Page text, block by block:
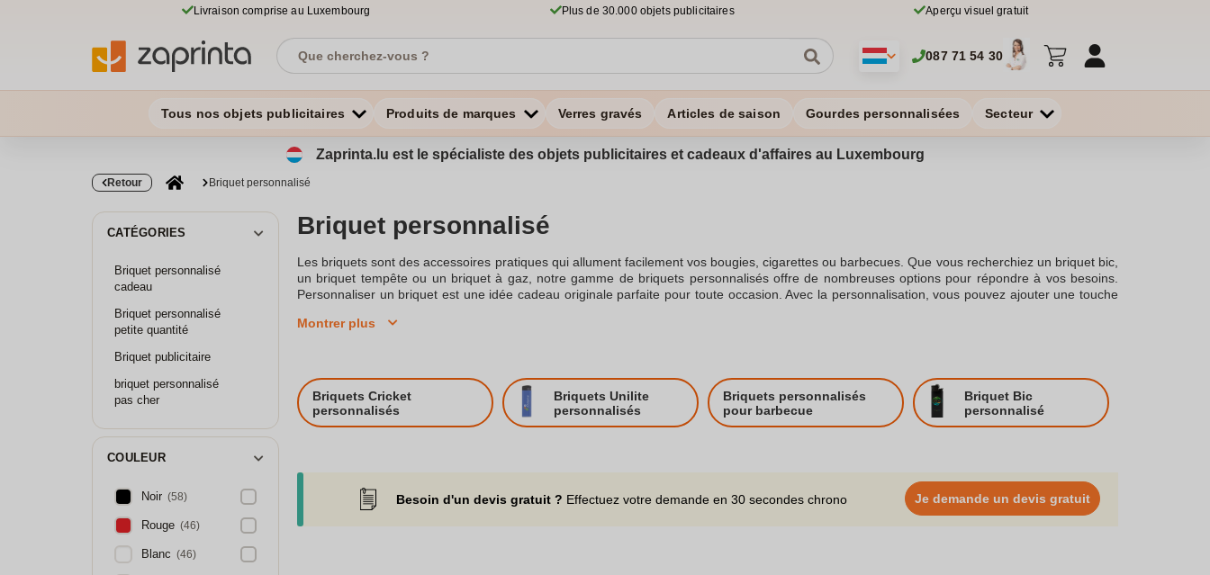
Livraison comprise au Luxembourg Plus de 30.000 objets publicitaires Aperçu visuel gratuit
087 71 54 30
Tous nos objets publicitaires Produits de marques Verres gravés Articles de saison Gourdes personnalisées Secteur
Zaprinta.lu est le spécialiste des objets publicitaires et cadeaux d'affaires au Luxembourg
Retour Briquet personnalisé
CATÉGORIES
Briquet personnalisé
cadeau
Briquet personnalisé
petite quantité
Briquet publicitaire
briquet personnalisé
pas cher
COULEUR
Noir (58)
Rouge (46)
Blanc (46)
Briquet personnalisé
Les briquets sont des accessoires pratiques qui allument facilement vos bougies, cigarettes ou barbecues. Que vous recherchiez un briquet bic,
un briquet tempête ou un briquet à gaz, notre gamme de briquets personnalisés offre de nombreuses options pour répondre à vos besoins.
Personnaliser un briquet est une idée cadeau originale parfaite pour toute occasion. Avec la personnalisation, vous pouvez ajouter une touche
briquet personnalisé, vous offrez un petit cadeau qui marquera les esprits. Les briquets personnalisables peuvent être gravés avec photo,
promotionnel idéal. Un briquet publicitaire personnalisable permet de véhiculer le message publicitaire de votre marque bic ou tout autre image
de votre entreprise. Que vous optiez pour un briquet bic personnalisé, un briquet zippo, ou un briquet électronique personnalisé, chaque
modèle de briquet peut être adapté à vos préférences.Les briquets bic sont reconnus pour leur qualité et peuvent être choisis comme cadeau
d'anniversaire ou comme cadeau idéal lors d'événements. Nos briquets personnalisables aux couleurs variées offrent une personnalisation
Découvrez notre large gamme de briquets publicitaires personnalisés avec votre logo : BIC, électrique ou à roulette.
Montrer plus
Briquets Cricket
personnalisés
Briquets Unilite
personnalisés
Briquets personnalisés
pour barbecue
Briquet Bic
personnalisé
Besoin d'un devis gratuit ? Effectuez votre demande en 30 secondes chrono Je demande un devis gratuit